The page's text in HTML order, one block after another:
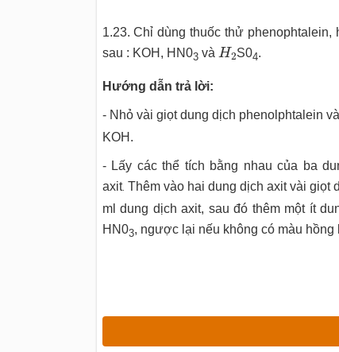
1.23. Chỉ dùng thuốc thử
sau : KOH, HN03và H2
H2S04.
Hướng dẫn trả lời:
- Nhỏ vài giọt dung dịch phenolphtalein
KOH.
- Lấy các thể tích bằng nhau của ba
axit.
Thêm vào hai dung dịch axit vài giọt
ml dung dịch axit, sau đó thêm một ít
HN03, ngược lại nếu không có màu hồng